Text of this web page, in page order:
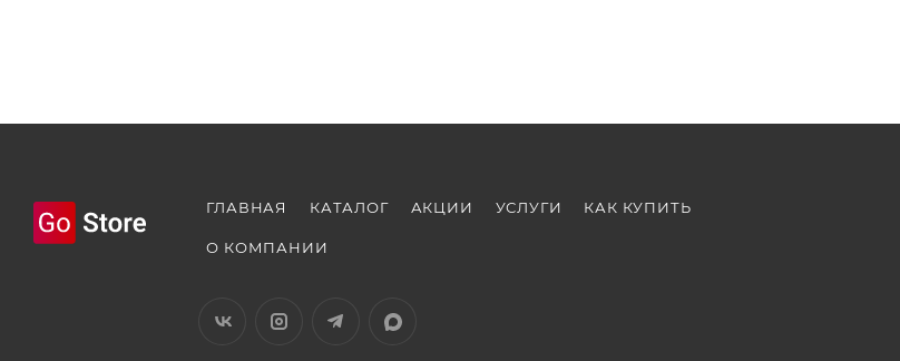
ГЛАВНАЯ КАТАЛОГ АКЦИИ УСЛУГИ КАК КУПИТЬ
О КОМПАНИИ